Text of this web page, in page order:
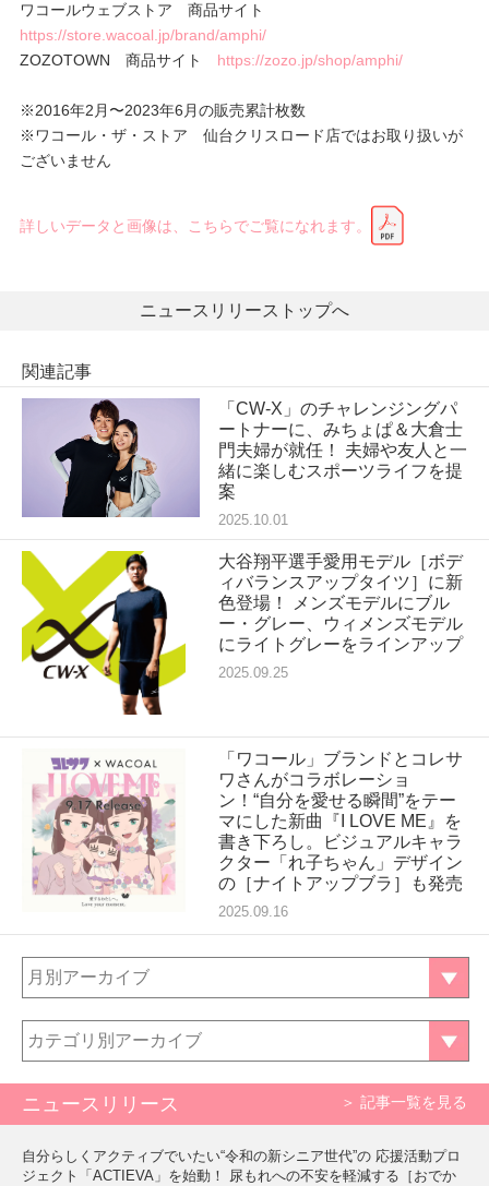
ワコールウェブストア 商品サイト
https://store.wacoal.jp/brand/amphi/
ZOZOTOWN 商品サイト https://zozo.jp/shop/amphi/
※2016年2月〜2023年6月の販売累計枚数
※ワコール・ザ・ストア 仙台クリスロード店ではお取り扱いが
ございません
詳しいデータと画像は、こちらでご覧になれます。
ニュースリリーストップへ
関連記事
「CW-X」のチャレンジングパ
ートナーに、みちょぱ＆大倉士
門夫婦が就任！ 夫婦や友人と一
緒に楽しむスポーツライフを提
案
2025.10.01
大谷翔平選手愛用モデル［ボデ
ィバランスアップタイツ］に新
色登場！ メンズモデルにブル
ー・グレー、ウィメンズモデル
にライトグレーをラインアップ
2025.09.25
「ワコール」ブランドとコレサ
ワさんがコラボレーショ
ン！“自分を愛せる瞬間”をテー
マにした新曲『I LOVE ME』を
書き下ろし。ビジュアルキャラ
クター「れ子ちゃん」デザイン
の［ナイトアップブラ］も発売
2025.09.16
月別アーカイブ
カテゴリ別アーカイブ
ニュースリリース ＞ 記事一覧を見る
自分らしくアクティブでいたい“令和の新シニア世代”の 応援活動プロ
ジェクト「ACTIEVA」を始動！ 尿もれへの不安を軽減する［おでか